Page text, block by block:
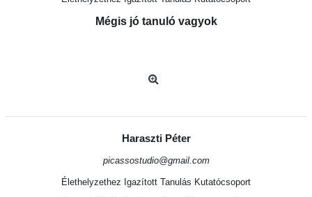
Mégis jó tanuló vagyok
Haraszti Péter
picassostudio@gmail.com
Élethelyzethez Igazított Tanulás Kutatócsoport